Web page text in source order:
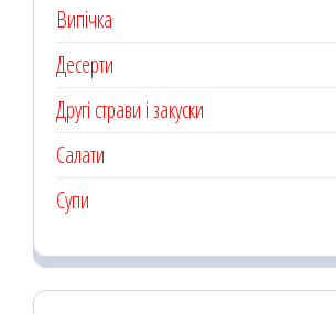
Випічка
Десерти
Другі страви і закуски
Салати
Супи